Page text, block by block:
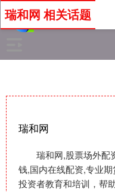
瑞和网
瑞和网,股票场外配
钱,国内在线配资,专业
投资者教育和培训，帮
瑞和网 相关话题